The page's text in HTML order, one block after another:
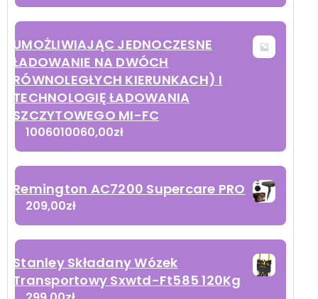
UMOŻLIWIAJĄC JEDNOCZESNE
ŁADOWANIE NA DWÓCH
RÓWNOLEGŁYCH KIERUNKACH) I
TECHNOLOGIĘ ŁADOWANIA
SZCZYTOWEGO MI-FC
1006010060,00zł
Remington AC7200 Supercare PRO
209,00zł
Stanley Składany Wózek
Transportowy Sxwtd-Ft585 120Kg